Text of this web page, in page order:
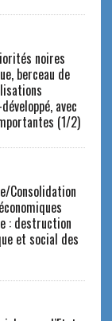
noires
berceau de
avec
(1/2)
Consolidation
: destruction
et social des